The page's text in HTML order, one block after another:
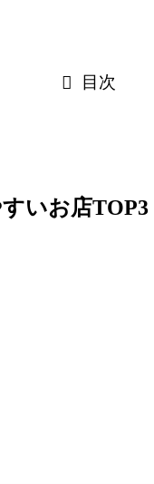
目次
いお店